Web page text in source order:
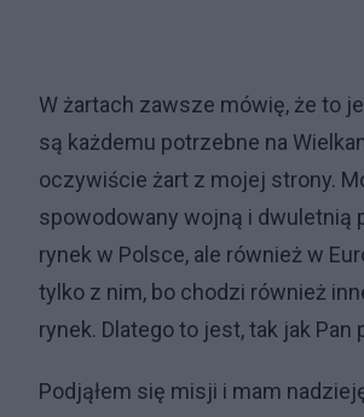
W żartach zawsze mówię, że to
są każdemu potrzebne na
oczywiście żart z mojej strony.
spowodowany wojną i dwuletnią
rynek w Polsce, ale również w
tylko z nim, bo chodzi również
rynek. Dlatego to jest, tak jak
Podjąłem się misji i mam